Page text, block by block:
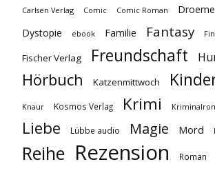
Carlsen Verlag Comic Comic Roman
Dystopie ebook Familie Fantasy
Fischer Verlag Freundschaft
Hörbuch Katzenmittwoch
Knaur Kosmos Verlag Krimi
Liebe Lübbe audio Magie Mord
Reihe Rezension Roman